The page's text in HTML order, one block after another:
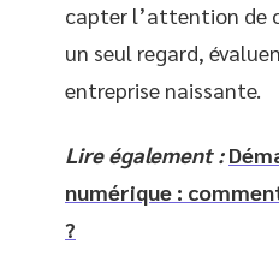
capter l’attention de
un seul regard,
entreprise naissante.
Lire également :
numérique :
?